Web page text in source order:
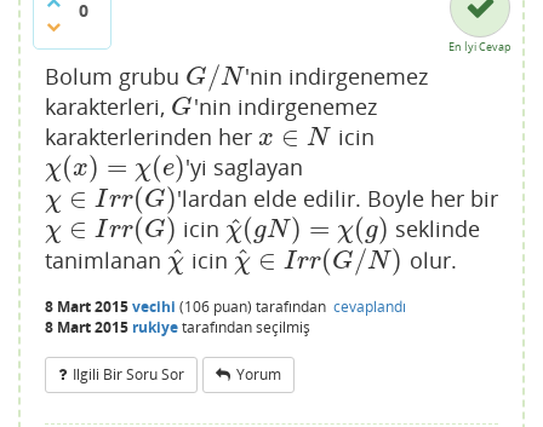
0
En İyi Cevap
Bolum grubu G/N
G/N
'nin indirgenemez
karakterleri, G
G 'nin indirgenemez
karakterlerinden her x ∈ N
x∈N icin
χ(x) = χ(e)
χ(x)=χ (e) 'yi saglayan
χ ∈ Irr(G)
χ∈Ir r(G) 'lardan elde edilir. Boyle her bir
χ ∈ Irr(G)
χ∈Ir r(G) icin χ
^(gN) = χ(g)
χ^(gN)= χ(g )
seklinde
tanimlanan χ
^
χ^ icin χ
^ ∈ Irr(G/N)
χ^ ∈ rr(G/N) olur.
8 Mart 2015vecihi (106 puan) tarafından cevaplandı
8 Mart 2015 rukiyetarafındanseçilmiş
Ilgili Bir Soru Sor Yorum